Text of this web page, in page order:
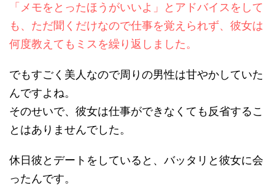
「メモをとったほうがいいよ」とアドバイスをして
も、ただ聞くだけなので仕事を覚えられず、彼女は
何度教えてもミスを繰り返しました。
でもすごく美人なので周りの男性は甘やかしていた
んですよね。
そのせいで、彼女は仕事ができなくても反省するこ
とはありませんでした。
休日彼とデートをしていると、バッタリと彼女に会
ったんです。